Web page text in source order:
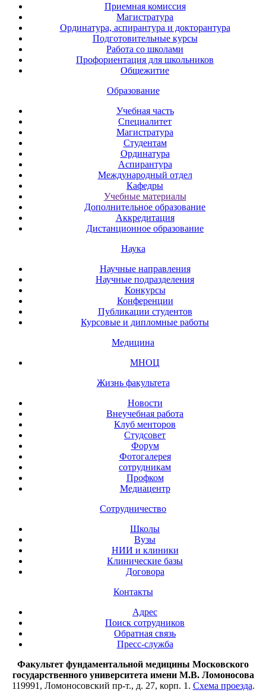
Приемная комиссия
Магистратура
Ординатура, аспирантура и докторантура
Подготовительные курсы
Работа со школами
Профориентация для школьников
Общежитие
Образование
Учебная часть
Специалитет
Магистратура
Студентам
Ординатура
Аспирантура
Международный отдел
Кафедры
Учебные материалы
Дополнительное образование
Аккредитация
Дистанционное образование
Наука
Научные направления
Научные подразделения
Конкурсы
Конференции
Публикации студентов
Курсовые и дипломные работы
Медицина
МНОЦ
Жизнь факультета
Новости
Внеучебная работа
Клуб менторов
Студсовет
Форум
Фотогалерея
сотрудникам
Профком
Медиацентр
Сотрудничество
Школы
Вузы
НИИ и клиники
Клинические базы
Договора
Контакты
Адрес
Поиск сотрудников
Обратная связь
Пресс-служба
Факультет фундаментальной медицины Московского
государственного университета имени М.В. Ломоносова
119991, Ломоносовский пр-т., д. 27, корп. 1. Схема проезда.